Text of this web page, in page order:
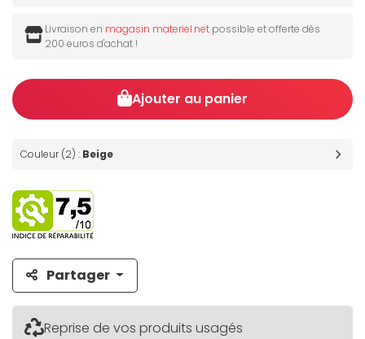
Livraison en magasin materiel.net possible et offerte dès
200 euros d'achat !
Ajouter au panier
Couleur (2) : Beige
Partager
Reprise de vos produits usagés